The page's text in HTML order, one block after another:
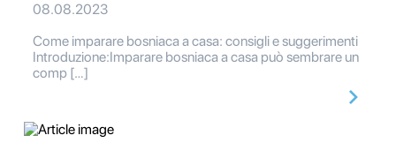
08.08.2023
Come imparare bosniaca a casa: consigli e suggerimenti
Introduzione:Imparare bosniaca a casa può sembrare un
comp […]